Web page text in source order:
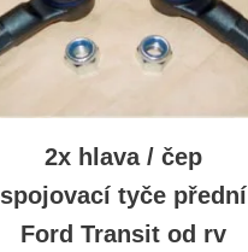
2x hlava / čep
spojovací tyče přední
Ford Transit od rv